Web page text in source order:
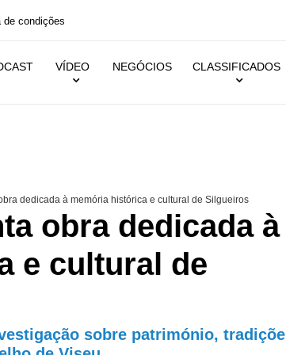
VÍDEO NEGÓCIOS CLASSIFICADOS
dedicada à memória histórica e cultural de Silgueiros
obra dedicada à
e cultural de
sobre património,